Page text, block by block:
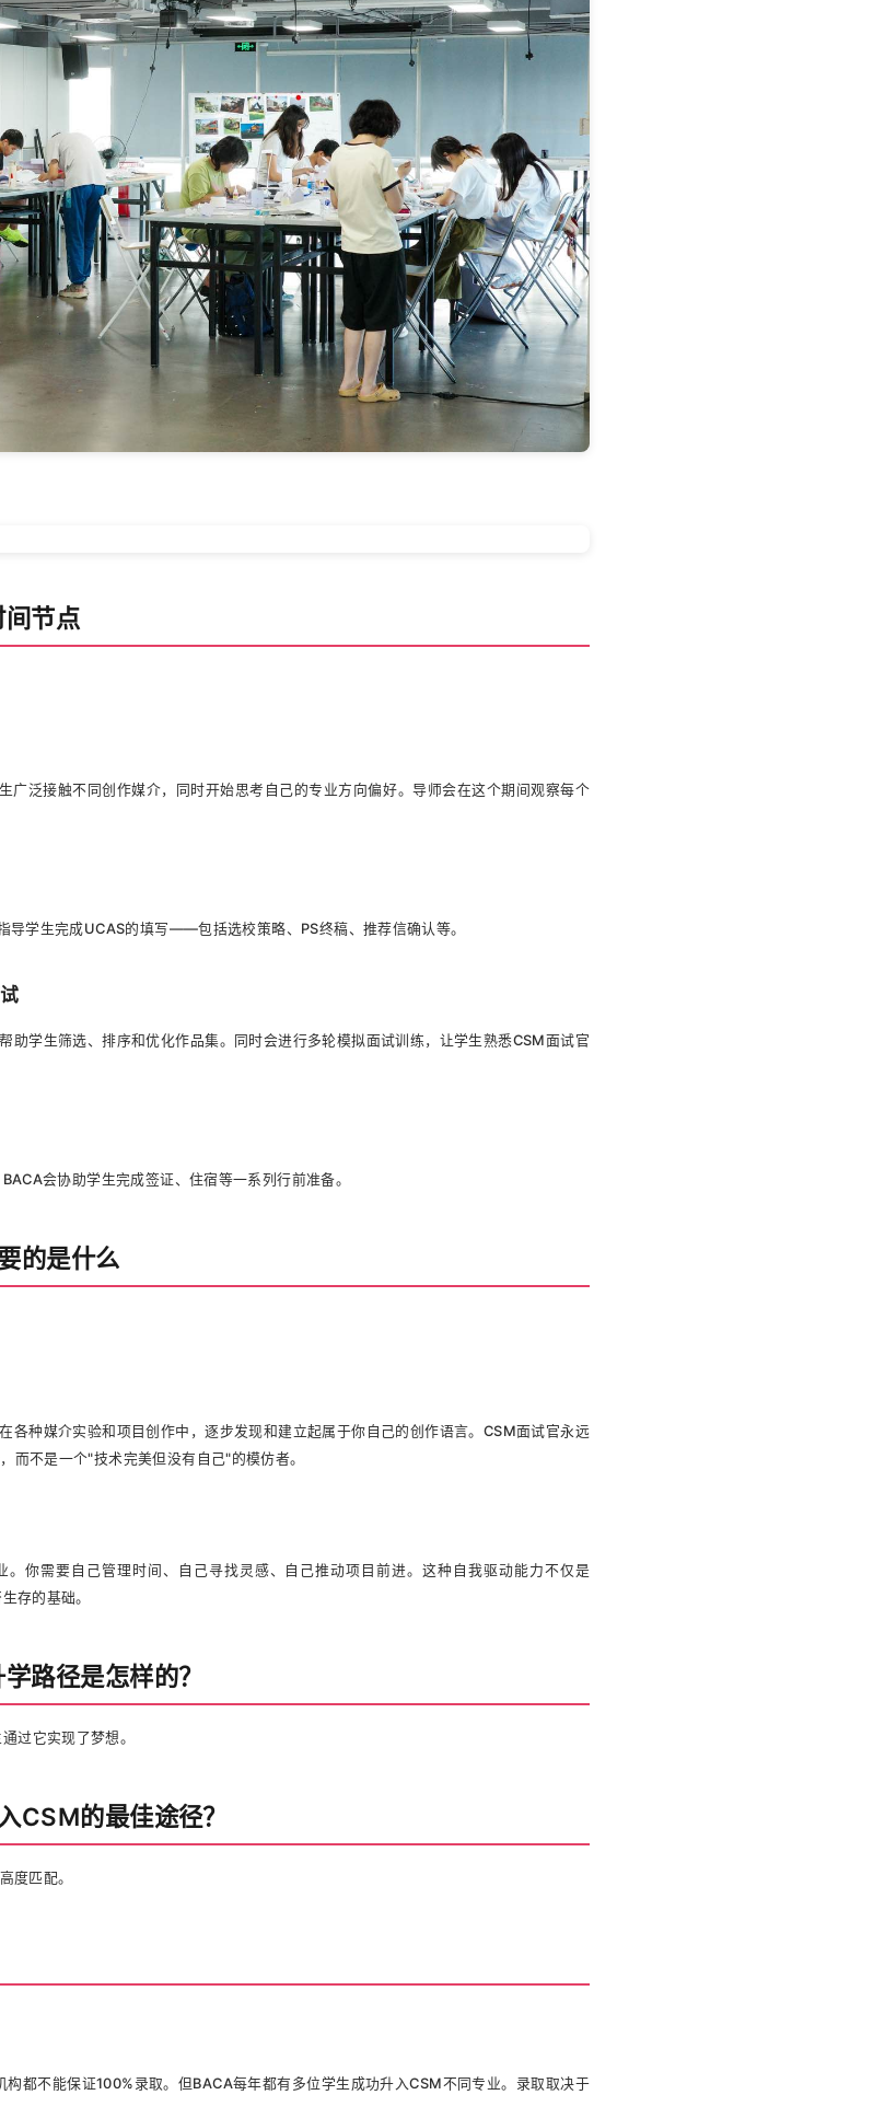
节点
广泛接触不同创作媒介，同时开始思考自己的专业方向偏好。导师会在这个期间观察每个
导学生完成UCAS的填写——包括选校策略、PS终稿、推荐信确认等。
助学生筛选、排序和优化作品集。同时会进行多轮模拟面试训练，让学生熟悉CSM面试官
会协助学生完成签证、住宿等一系列行前准备。
的是什么
各种媒介实验和项目创作中，逐步发现和建立起属于你自己的创作语言。CSM面试官永远
而不是一个"技术完美但没有自己"的模仿者。
。你需要自己管理时间、自己寻找灵感、自己推动项目前进。这种自我驱动能力不仅是
存的基础。
路径是怎样的？
过它实现了梦想。
CSM的最佳途径？
度匹配。
都不能保证100%录取。但BACA每年都有多位学生成功升入CSM不同专业。录取取决于